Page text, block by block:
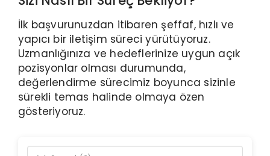
İlk başvurunuzdan itibaren şeffaf, hızlı ve
yapıcı bir iletişim süreci yürütüyoruz.
Uzmanlığınıza ve hedeflerinize uygun açık
pozisyonlar olması durumunda,
değerlendirme sürecimiz boyunca sizinle
sürekli temas halinde olmaya özen
gösteriyoruz.